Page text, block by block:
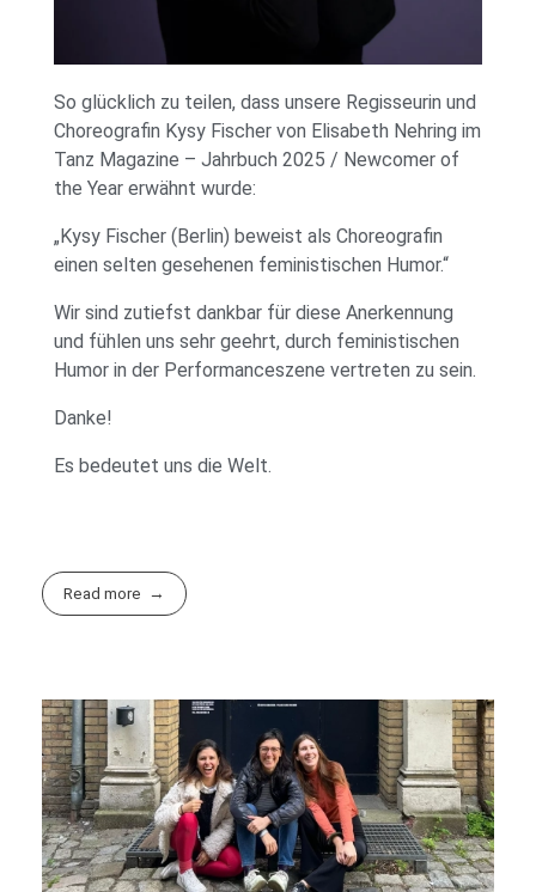
So glücklich zu teilen, dass unsere Regisseurin und
Choreografin Kysy Fischer von Elisabeth Nehring im
Tanz Magazine – Jahrbuch 2025 / Newcomer of
the Year erwähnt wurde:
„Kysy Fischer (Berlin) beweist als Choreografin
einen selten gesehenen feministischen Humor.“
Wir sind zutiefst dankbar für diese Anerkennung
und fühlen uns sehr geehrt, durch feministischen
Humor in der Performanceszene vertreten zu sein.
Danke!
Es bedeutet uns die Welt.
Read more